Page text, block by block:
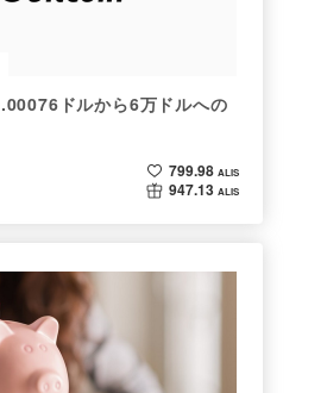
ドルから6万ドルへの
799.98 ALIS
947.13 ALIS